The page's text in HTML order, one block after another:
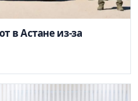
в Астане из-за